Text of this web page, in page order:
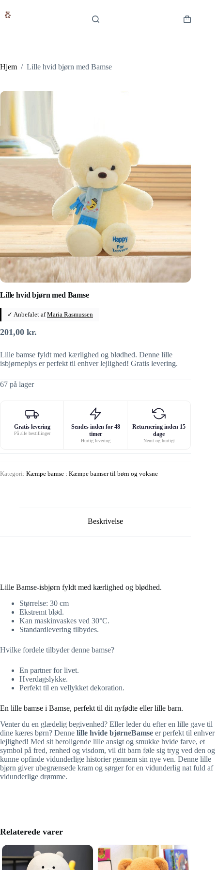
Hjem / Lille hvid bjørn med Bamse
Lille hvid bjørn med Bamse
✓ Anbefalet afMaria Rasmussen
201,00 kr.
Lille bamse fyldt med kærlighed og blødhed. Denne lille
isbjørneplys er perfekt til enhver lejlighed! Gratis levering.
67 på lager
Gratis levering
På alle bestillinger
Sendes inden for 48
timer
Hurtig levering
Returnering inden 15
dage
Nemt og hurtigt
Kategori: Kæmpe bamse : Kæmpe bamser til børn og voksne
Beskrivelse
Lille Bamse-isbjørn fyldt med kærlighed og blødhed.
Størrelse: 30 cm
Ekstremt blød.
Kan maskinvaskes ved 30°C.
Standardlevering tilbydes.
Hvilke fordele tilbyder denne bamse?
En partner for livet.
Hverdagslykke.
Perfekt til en vellykket dekoration.
En lille bamse i Bamse, perfekt til dit nyfødte eller lille barn.
Venter du en glædelig begivenhed? Eller leder du efter en lille gave til
dine kæres børn? Denne lille hvide bjørneBamse er perfekt til enhver
lejlighed! Med sit beroligende lille ansigt og smukke hvide farve, et
symbol på fred, renhed og visdom, vil dit barn føle sig tryg ved den og
kunne opfinde vidunderlige historier gennem sin nye ven. Denne lille
bjørn giver ubegrænsede kram og sørger for en vidunderlig nat fuld af
vidunderlige drømme.
Relaterede varer